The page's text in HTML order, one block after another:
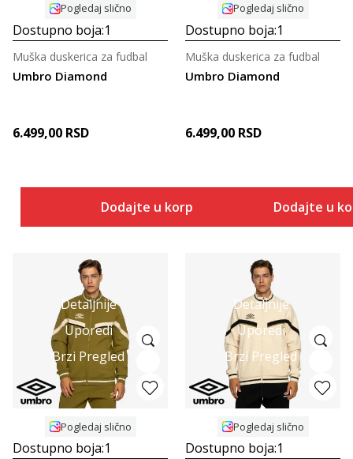
Pogledaj slično
Dostupno boja:1
Umbro Diamond
Muška duskerica za fudbal
6.499,00 RSD
Dodajte u korpu
Pogledaj slično
Dostupno boja:1
Umbro Diamond
Muška duskerica za fudbal
6.499,00 RSD
Dodajte u
Detaljnije
Uporedi
Brzi Pregled
Pogledaj slično
Dostupno boja:1
Detaljnije
Uporedi
Brzi Pregled
Pogledaj slično
Dostupno boja:1